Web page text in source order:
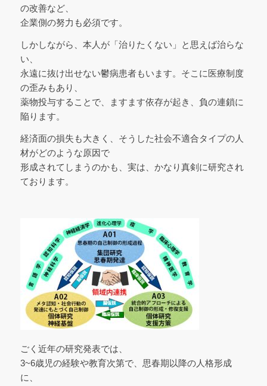
の改善など、
企業側の努力も必須です。
しかしながら、本人が「治りたくない」と思えば治らな
い、
永遠に抜け出せない鬱病患者もいます。そこに医療制度
の歪みもあり、
薬物投与することで、ますます依存が起き、負の連鎖に
陥ります。
経済面の損失も大きく、そうした社会不適合タイプの人
材がどのような原因で
形成されてしまうのかも、実は、かなり真剣に研究され
ております。
ごく近年の研究発表では、
3~6歳児の経験や教育次第で、思春期以降の人格形成
に、